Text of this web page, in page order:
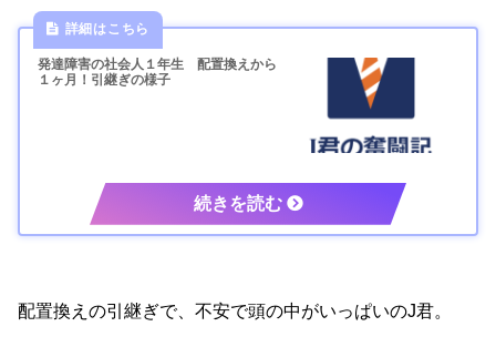
発達障害の社会人１年生 配置換えから
１ヶ月！引継ぎの様子
配置換えの引継ぎで、不安で頭の中がいっぱいのJ君。